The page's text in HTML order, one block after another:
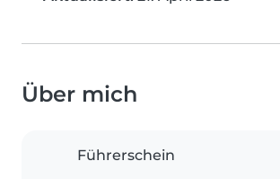
Über mich
Führerschein